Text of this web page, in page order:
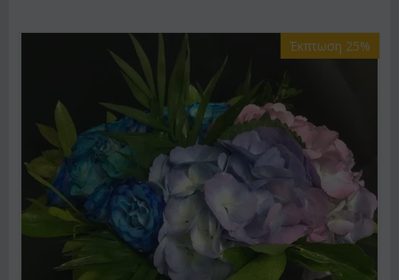
Έκπτωση 25%